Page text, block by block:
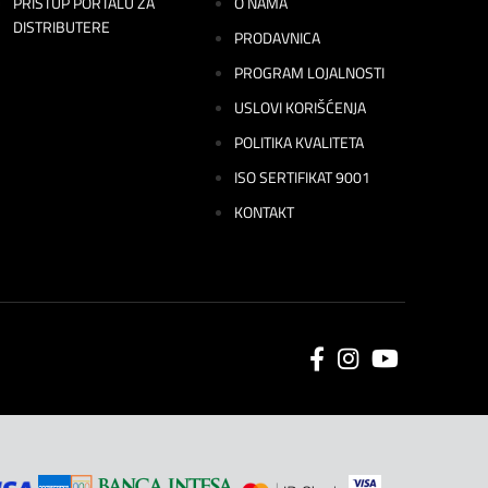
DISTRIBUTERE
PRODAVNICA
PROGRAM LOJALNOSTI
USLOVI KORIŠĆENJA
POLITIKA KVALITETA
ISO SERTIFIKAT 9001
KONTAKT